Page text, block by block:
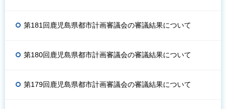
第181回鹿児島県都市計画審議会の審議結果について
第180回鹿児島県都市計画審議会の審議結果について
第179回鹿児島県都市計画審議会の審議結果について